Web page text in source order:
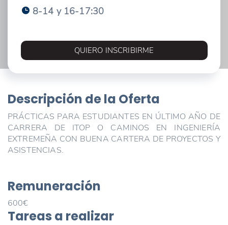
8-14 y 16-17:30
QUIERO INSCRIBIRME
Descripción de la Oferta
PRÁCTICAS PARA ESTUDIANTES EN ÚLTIMO AÑO DE
CARRERA DE ITOP O CAMINOS EN INGENIERÍA
EXTREMEÑA CON BUENA CARTERA DE PROYECTOS Y
ASISTENCIAS.
Remuneración
600€
Tareas a realizar